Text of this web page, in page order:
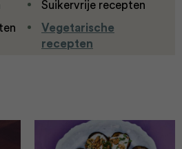
Suikervrije recepten
Vegetarische
recepten